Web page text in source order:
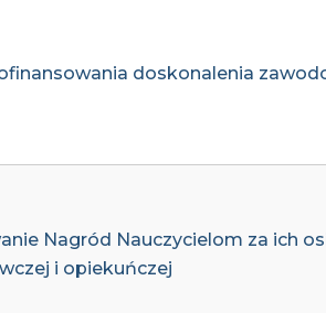
doskonalenia
Nagród Nauczycielom za ich
i opiekuńczej